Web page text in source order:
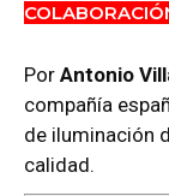
Por Antonio
compañía
de iluminación
calidad.